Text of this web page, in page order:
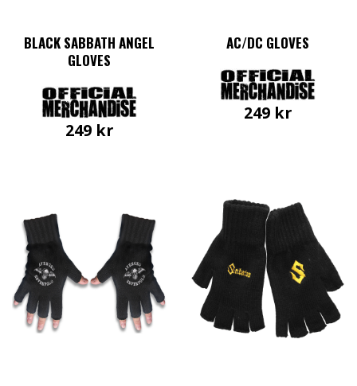
BLACK SABBATH ANGEL
GLOVES
249 kr
AC/DC GLOVES
249 kr